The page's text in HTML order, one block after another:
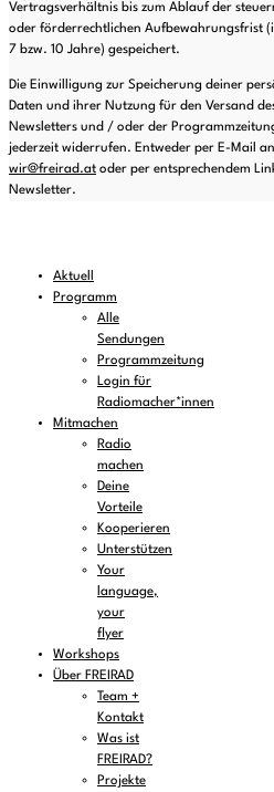
Vertragsverhältnis bis zum Ablauf der
oder förderrechtlichen Aufbewahrungsfrist
7 bzw. 10 Jahre) gespeichert.
Die Einwilligung zur Speicherung deiner
Daten und ihrer Nutzung für den Versand
Newsletters und / oder der
jederzeit widerrufen. Entweder per E-Mail an
wir@freirad.at oder per entsprechendem
Newsletter.
Aktuell
Programm
Alle
Sendungen
Programmzeitung
Login für
Radiomacher*innen
Mitmachen
Radio
machen
Deine
Vorteile
Kooperieren
Unterstützen
Your
language,
your
flyer
Workshops
Über FREIRAD
Team +
Kontakt
Was ist
FREIRAD?
Projekte